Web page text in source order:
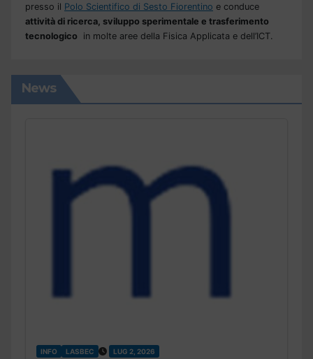
presso il Polo Scientifico di Sesto Fiorentino e conduce
attività di ricerca, sviluppo sperimentale e trasferimento
tecnologico in molte aree della Fisica Applicata e dell’ICT.
News
INFO LASBEC LUG 2, 2026